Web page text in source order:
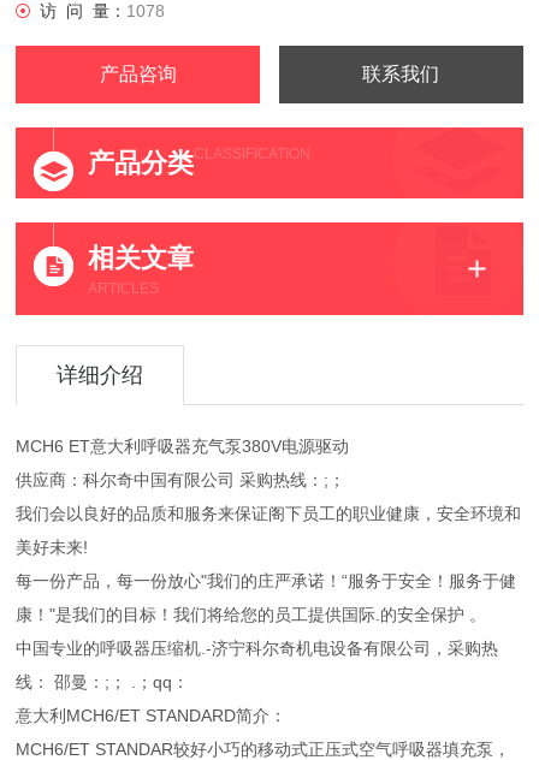
访 问 量： 1078
产品咨询 联系我们
产品分类CLASSIFICATION
相关文章
ARTICLES
详细介绍
MCH6 ET意大利呼吸器充气泵380V电源驱动
供应商：科尔奇中国有限公司 采购热线：;；
我们会以良好的品质和服务来保证阁下员工的职业健康，安全环境和
美好未来!
每一份产品，每一份放心"我们的庄严承诺！“服务于安全！服务于健
康！"是我们的目标！我们将给您的员工提供国际.的安全保护 。
中国专业的呼吸器压缩机.-济宁科尔奇机电设备有限公司，采购热
线： 邵曼：;； .；qq：
意大利MCH6/ET STANDARD简介：
MCH6/ET STANDAR较好小巧的移动式正压式空气呼吸器填充泵，